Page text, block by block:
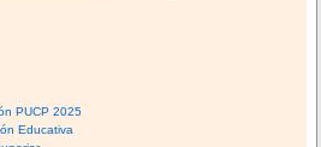
PUCP 2025
Educativa